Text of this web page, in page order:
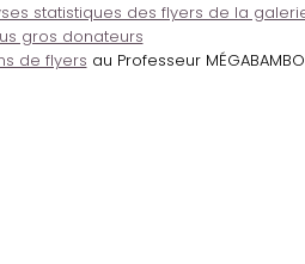
statistiques des flyers de la
gros donateurs
de flyers au Professeur